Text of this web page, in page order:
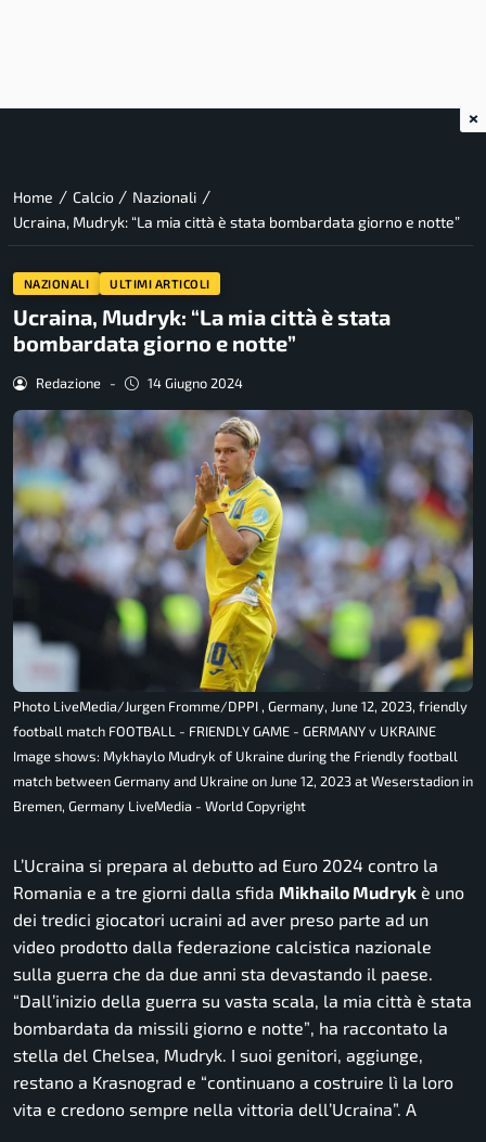
Home / Calcio / Nazionali /
Ucraina, Mudryk: “La mia città è stata bombardata giorno e notte”
NAZIONALI ULTIMI ARTICOLI
Ucraina, Mudryk: “La mia città è stata
bombardata giorno e notte”
Redazione - 14 Giugno 2024
Photo LiveMedia/Jurgen Fromme/DPPI , Germany, June 12, 2023, friendly
football match FOOTBALL - FRIENDLY GAME - GERMANY v UKRAINE
Image shows: Mykhaylo Mudryk of Ukraine during the Friendly football
match between Germany and Ukraine on June 12, 2023 at Weserstadion in
Bremen, Germany LiveMedia - World Copyright
L’Ucraina si prepara al debutto ad Euro 2024 contro la
Romania e a tre giorni dalla sfida Mikhailo Mudryk è uno
dei tredici giocatori ucraini ad aver preso parte ad un
video prodotto dalla federazione calcistica nazionale
sulla guerra che da due anni sta devastando il paese.
“Dall’inizio della guerra su vasta scala, la mia città è stata
bombardata da missili giorno e notte”, ha raccontato la
stella del Chelsea, Mudryk. I suoi genitori, aggiunge,
restano a Krasnograd e “continuano a costruire lì la loro
vita e credono sempre nella vittoria dell’Ucraina”. A
×